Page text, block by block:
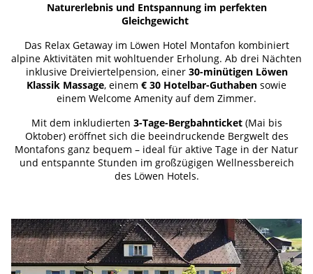
Naturerlebnis und Entspannung im perfekten
Gleichgewicht
Das Relax Getaway im Löwen Hotel Montafon kombiniert
alpine Aktivitäten mit wohltuender Erholung. Ab drei Nächten
inklusive Dreiviertelpension, einer 30-minütigen Löwen
Klassik Massage, einem € 30 Hotelbar-Guthaben sowie
einem Welcome Amenity auf dem Zimmer.
Mit dem inkludierten 3-Tage-Bergbahnticket(Mai bis
Oktober) eröffnet sich die beeindruckende Bergwelt des
Montafons ganz bequem – ideal für aktive Tage in der Natur
und entspannte Stunden im großzügigen Wellnessbereich
des Löwen Hotels.